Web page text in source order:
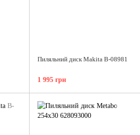
Пиляльний диск Makita B-08981
1 995 грн